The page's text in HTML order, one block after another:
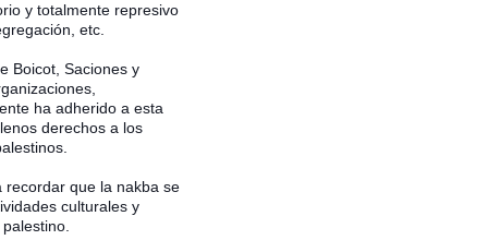
y totalmente represivo
etc.
Boicot, Saciones y
ha adherido a esta
derechos a los
recordar que la nakba se
culturales y